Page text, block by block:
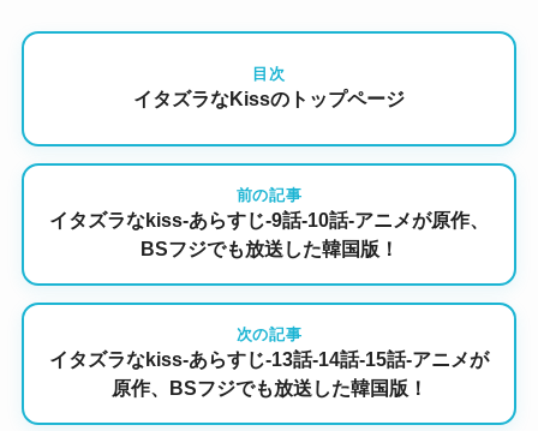
目次
イタズラなKissのトップページ
前の記事
イタズラなkiss-あらすじ-9話-10話-アニメが原作、
BSフジでも放送した韓国版！
次の記事
イタズラなkiss-あらすじ-13話-14話-15話-アニメが
原作、BSフジでも放送した韓国版！